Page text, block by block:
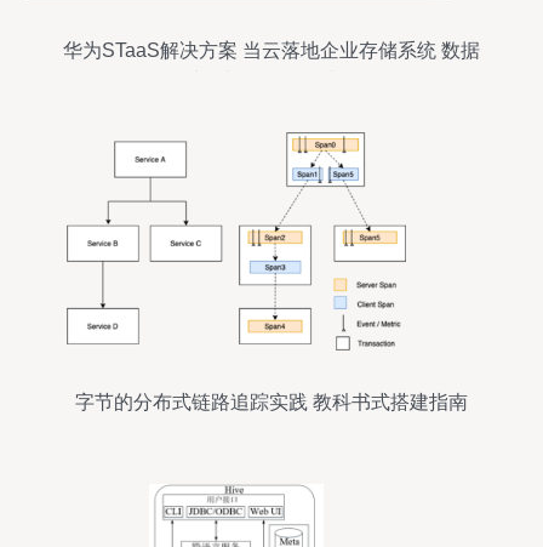
华为STaaS解决方案 当云落地企业存储系统 数据
字节的分布式链路追踪实践 教科书式搭建指南